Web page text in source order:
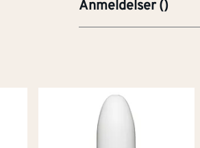
Anmeldelser()